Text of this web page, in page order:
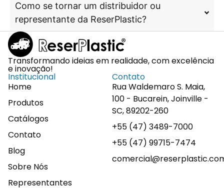
Como se tornar um distribuidor ou
representante da ReserPlastic?
Transformando ideias em realidade, com excelência
e inovação!
Institucional
Home
Produtos
Catálogos
Contato
Blog
Sobre Nós
Representantes
Contato
Rua Waldemaro S. Maia,
100 - Bucarein, Joinville -
SC, 89202-260
+55 (47) 3489-7000
+55 (47) 99715-7474